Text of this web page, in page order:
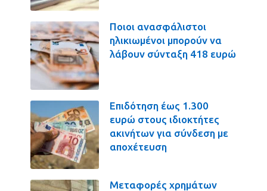
Ποιοι ανασφάλιστοι
ηλικιωμένοι μπορούν να
λάβουν σύνταξη 418 ευρώ
Επιδότηση έως 1.300
ευρώ στους ιδιοκτήτες
ακινήτων για σύνδεση με
αποχέτευση
Μεταφορές χρημάτων